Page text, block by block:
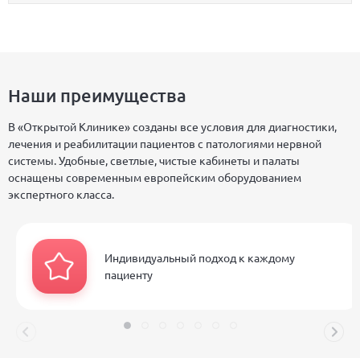
Наши преимущества
В «Открытой Клинике» созданы все условия для диагностики,
лечения и реабилитации пациентов с патологиями нервной
системы. Удобные, светлые, чистые кабинеты и палаты
оснащены современным европейским оборудованием
экспертного класса.
Индивидуальный подход к каждому
пациенту